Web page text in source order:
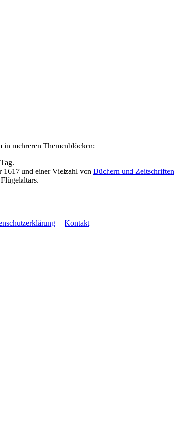
in mehreren Themenblöcken:
1617 und einer Vielzahl von Büchern und Zeitschriften
| Kontakt